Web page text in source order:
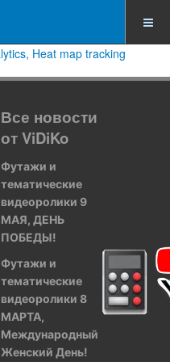
Все новости
от ViDiKo
Футажи и
тематические
видеоролики 9
МАЯ, ДЕНЬ
ПОБЕДЫ!
Футажи и
тематические
видеоролики 8
МАРТА,
Международный
Женский День!